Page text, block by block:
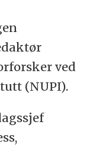
ved
(NUPI).